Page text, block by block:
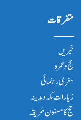
متفرقات
خبریں
حج و عمرہ
سفری رہنمائی
زیارات مکہ و مدینہ
حج کا مسنون طریقہ